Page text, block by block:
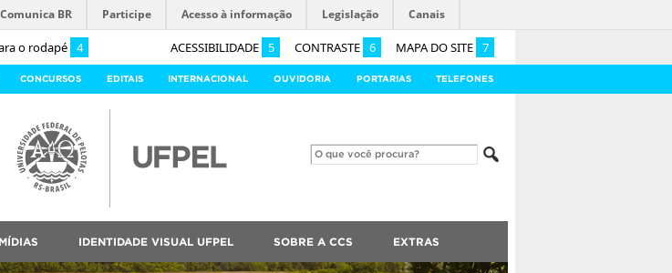
o rodapé 4 ACESSIBILIDADE 5 CONTRASTE 6 MAPA DO SITE 7
Comunica BR Participe Acesso à informação Legislação Canais
CONCURSOS EDITAIS INTERNACIONAL OUVIDORIA PORTARIAS TELEFONES
MÍDIAS IDENTIDADE VISUAL UFPEL SOBRE A CCS EXTRAS